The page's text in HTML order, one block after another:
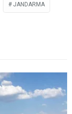
JANDARMA